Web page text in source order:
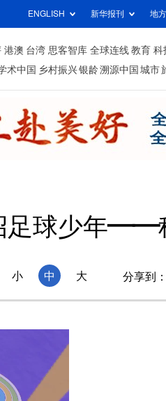
ENGLISH 新华报刊 地
港澳 台湾 思客智库 全球连线 教育 科
术中国 乡村振兴银龄溯源中国 城市
足球少年——
小 中 大 分享到：